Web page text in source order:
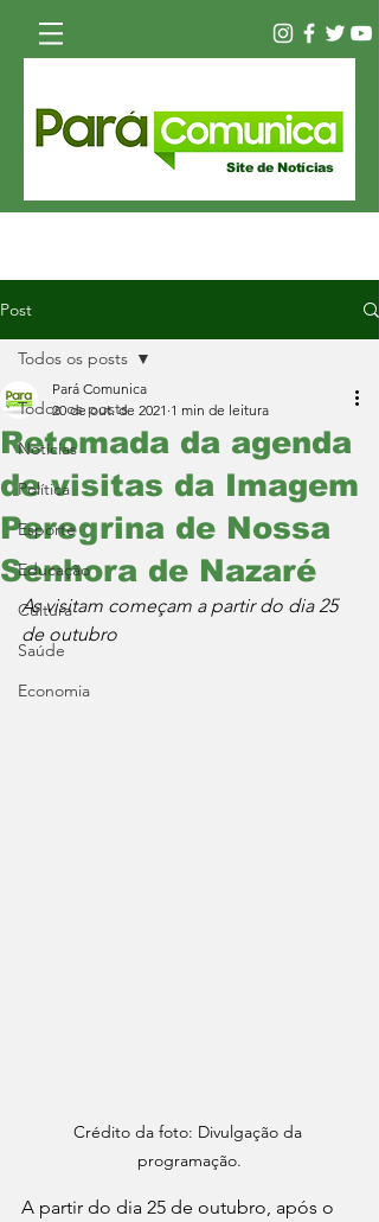
Site de Notícias
Post
Todos os posts
Notícias
Política
Esporte
Educação
Cultura
Saúde
Economia
Todos os posts
Retomada da agenda
de visitas da Imagem
Peregrina de Nossa
Senhora de Nazaré
Pará Comunica
20 de out. de 2021 1 min de leitura
As visitam começam a partir do dia 25
de outubro
Crédito da foto: Divulgação da
programação.
A partir do dia 25 de outubro, após o